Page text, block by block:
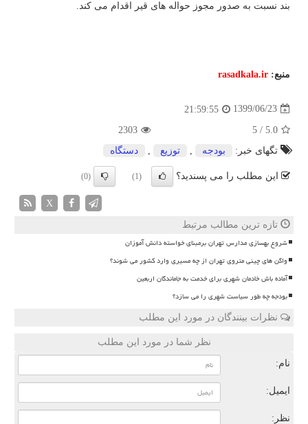
بند نسبت به صدور مجوز حواله های قیر اقدام می کند‬.
منبع: rasadkala.ir
1399/06/23
21:59:55
5.0
/
5
2303
تگهای خبر:
بودجه توزیع دستگاه
این مطلب را می پسندید؟ (1)
(0)
X
تازه ترین مطالب مرتبط
شروع بهسازی مدارس تهران برمبنای خواسته دانش آموزان
واگن های چینی متروی تهران از چه مسیری وارد کشور می شوند؟
آماده باش خادمان شهری برای خدمت به جاماندگان اربعین
بودجه چه طور سیاست شهری را می سازد؟
نظرات بینندگان در مورد این مطلب
نظر شما در مورد این مطلب
نام:
ایمیل:
نظر: